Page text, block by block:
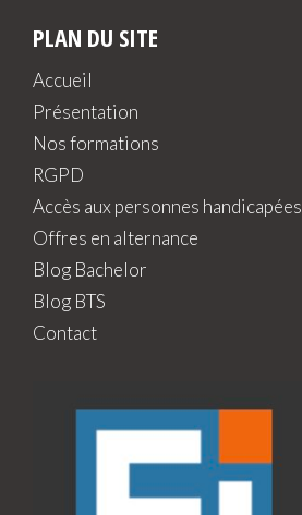
PLAN DU SITE
Accueil
Présentation
Nos formations
RGPD
Accès aux personnes handicapées
Offres en alternance
Blog Bachelor
Blog BTS
Contact